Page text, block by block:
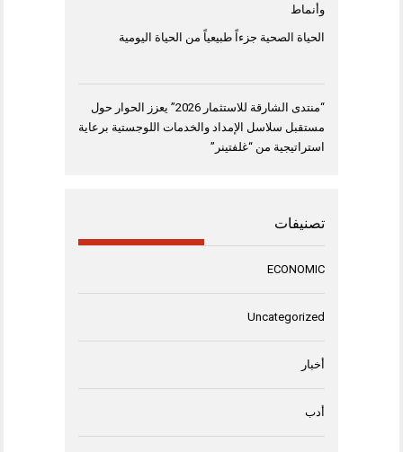
وأنماط
الحياة الصحية جزءاً طبيعياً من الحياة اليومية
“منتدى الشارقة للاستثمار 2026” يعزز الحوار حول
مستقبل سلاسل الإمداد والخدمات اللوجستية برعاية
استراتيجية من “غلفتينر”
تصنيفات
ECONOMIC
Uncategorized
أخبار
أدب